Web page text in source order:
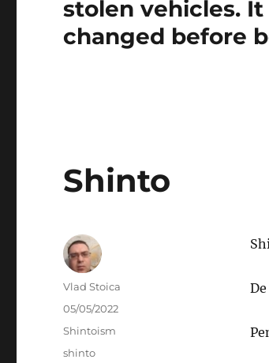
stolen vehicles.
changed before
Shinto
Author
Vlad Stoica
Posted
on
05/05/2022
Categories
Shintoism
Tags
shinto